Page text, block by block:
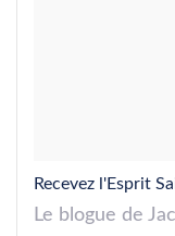
Recevez l'Esprit
Le blogue de